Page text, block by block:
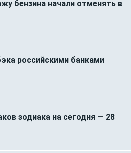
бензина начали отменять в
российскими банками
зодиака на сегодня — 28